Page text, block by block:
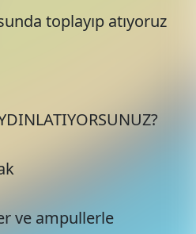
toplayıp atıyoruz
ve ampullerle